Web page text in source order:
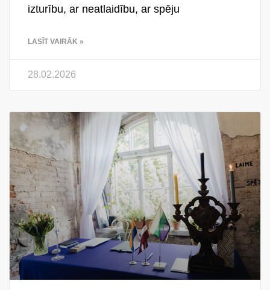
izturību, ar neatlaidību, ar spēju
LASĪT VAIRĀK »
28.02.2026